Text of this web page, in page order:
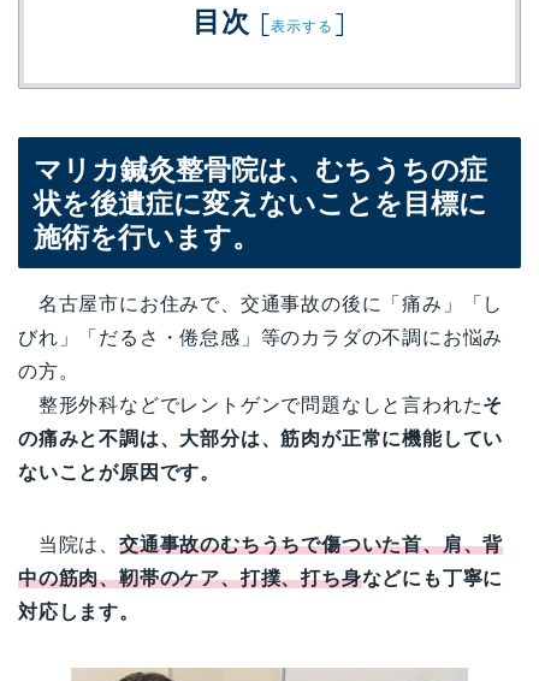
目次 [表示する ]
マリカ鍼灸整骨院は、むちうちの症
状を後遺症に変えないことを目標に
施術を行います。
名古屋市にお住みで、交通事故の後に「痛み」「し
びれ」「だるさ・倦怠感」等のカラダの不調にお悩み
の方。
整形外科などでレントゲンで問題なしと言われたそ
の痛みと不調は、大部分は、筋肉が正常に機能してい
ないことが原因です。
当院は、 交通事故のむちうちで傷ついた首、肩、背
中の筋肉、靭帯のケア、打撲、打ち身などにも丁寧に
対応します。